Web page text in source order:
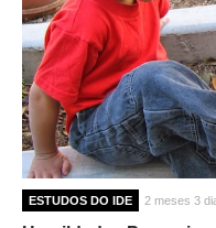
ESTUDOS DO IDE 2 meses 3